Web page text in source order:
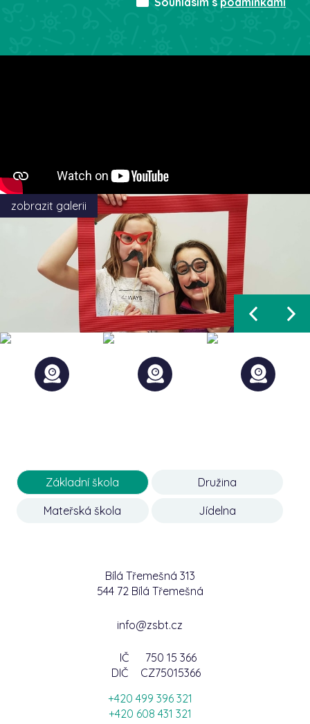
zobrazit galerii
Základní škola Družina
Mateřská škola Jídelna
Bílá Třemešná 313
544 72 Bílá Třemešná
info@zsbt.cz
IČ
750 15 366
DIČ
CZ75015366
+420 499 396 321
+420 608 431 321